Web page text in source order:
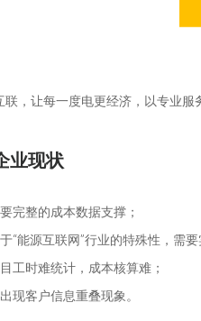
联，让每一度电更经济，以专业服
业现状
完整的成本数据支撑；
“能源互联网”行业的特殊性，需
工时难统计，成本核算难；
现客户信息重叠现象。